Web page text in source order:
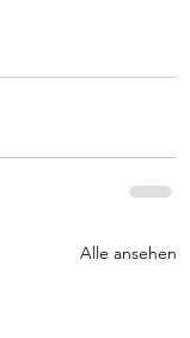
Alle ansehen